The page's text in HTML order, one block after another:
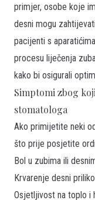
primjer, osobe koje
desni mogu
pacijenti s
procesu liječenja
kako bi osigurali
Simptomi zbog
stomatologa
Ako primijetite neki
što prije posjetite
Bol u zubima ili
Krvarenje desni
Osjetljivost na toplo i